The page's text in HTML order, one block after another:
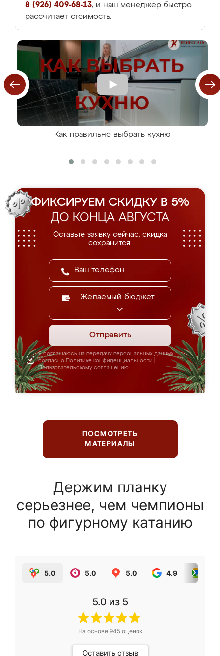
8 (926) 409-68-13, и наш менеджер быстро
рассчитает стоимость.
Как правильно выбрать кухню
ФИКСИРУЕМ СКИДКУ В 5%
ДО КОНЦА АВГУСТА
Оставьте заявку сейчас, скидка
сохранится.
Желаемый бюджет
Отправить
Я соглашаюсь на передачу персональных данных
согласно Политике конфиденциальности
Пользовательскому соглашению
ПОСМОТРЕТЬ
МАТЕРИАЛЫ
Держим планку
серьезнее, чем чемпионы
по фигурному катанию
5.0 5.0 5.0 4.9
5.0 из 5
На основе 945оценок
Оставить отзыв